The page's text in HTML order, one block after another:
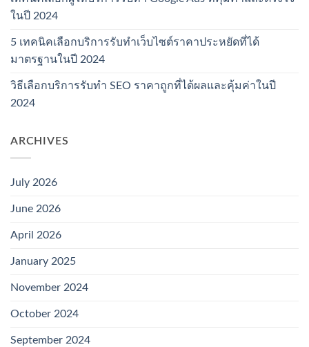
ในปี 2024
5 เทคนิคเลือกบริการรับทำเว็บไซต์ราคาประหยัดที่ได้
มาตรฐานในปี 2024
วิธีเลือกบริการรับทำ SEO ราคาถูกที่ได้ผลและคุ้มค่าในปี
2024
ARCHIVES
July 2026
June 2026
April 2026
January 2025
November 2024
October 2024
September 2024